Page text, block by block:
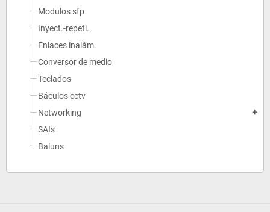
Modulos sfp
Inyect.-repeti.
Enlaces inalám.
Conversor de medio
Teclados
Báculos cctv
Networking
add
SAIs
Baluns